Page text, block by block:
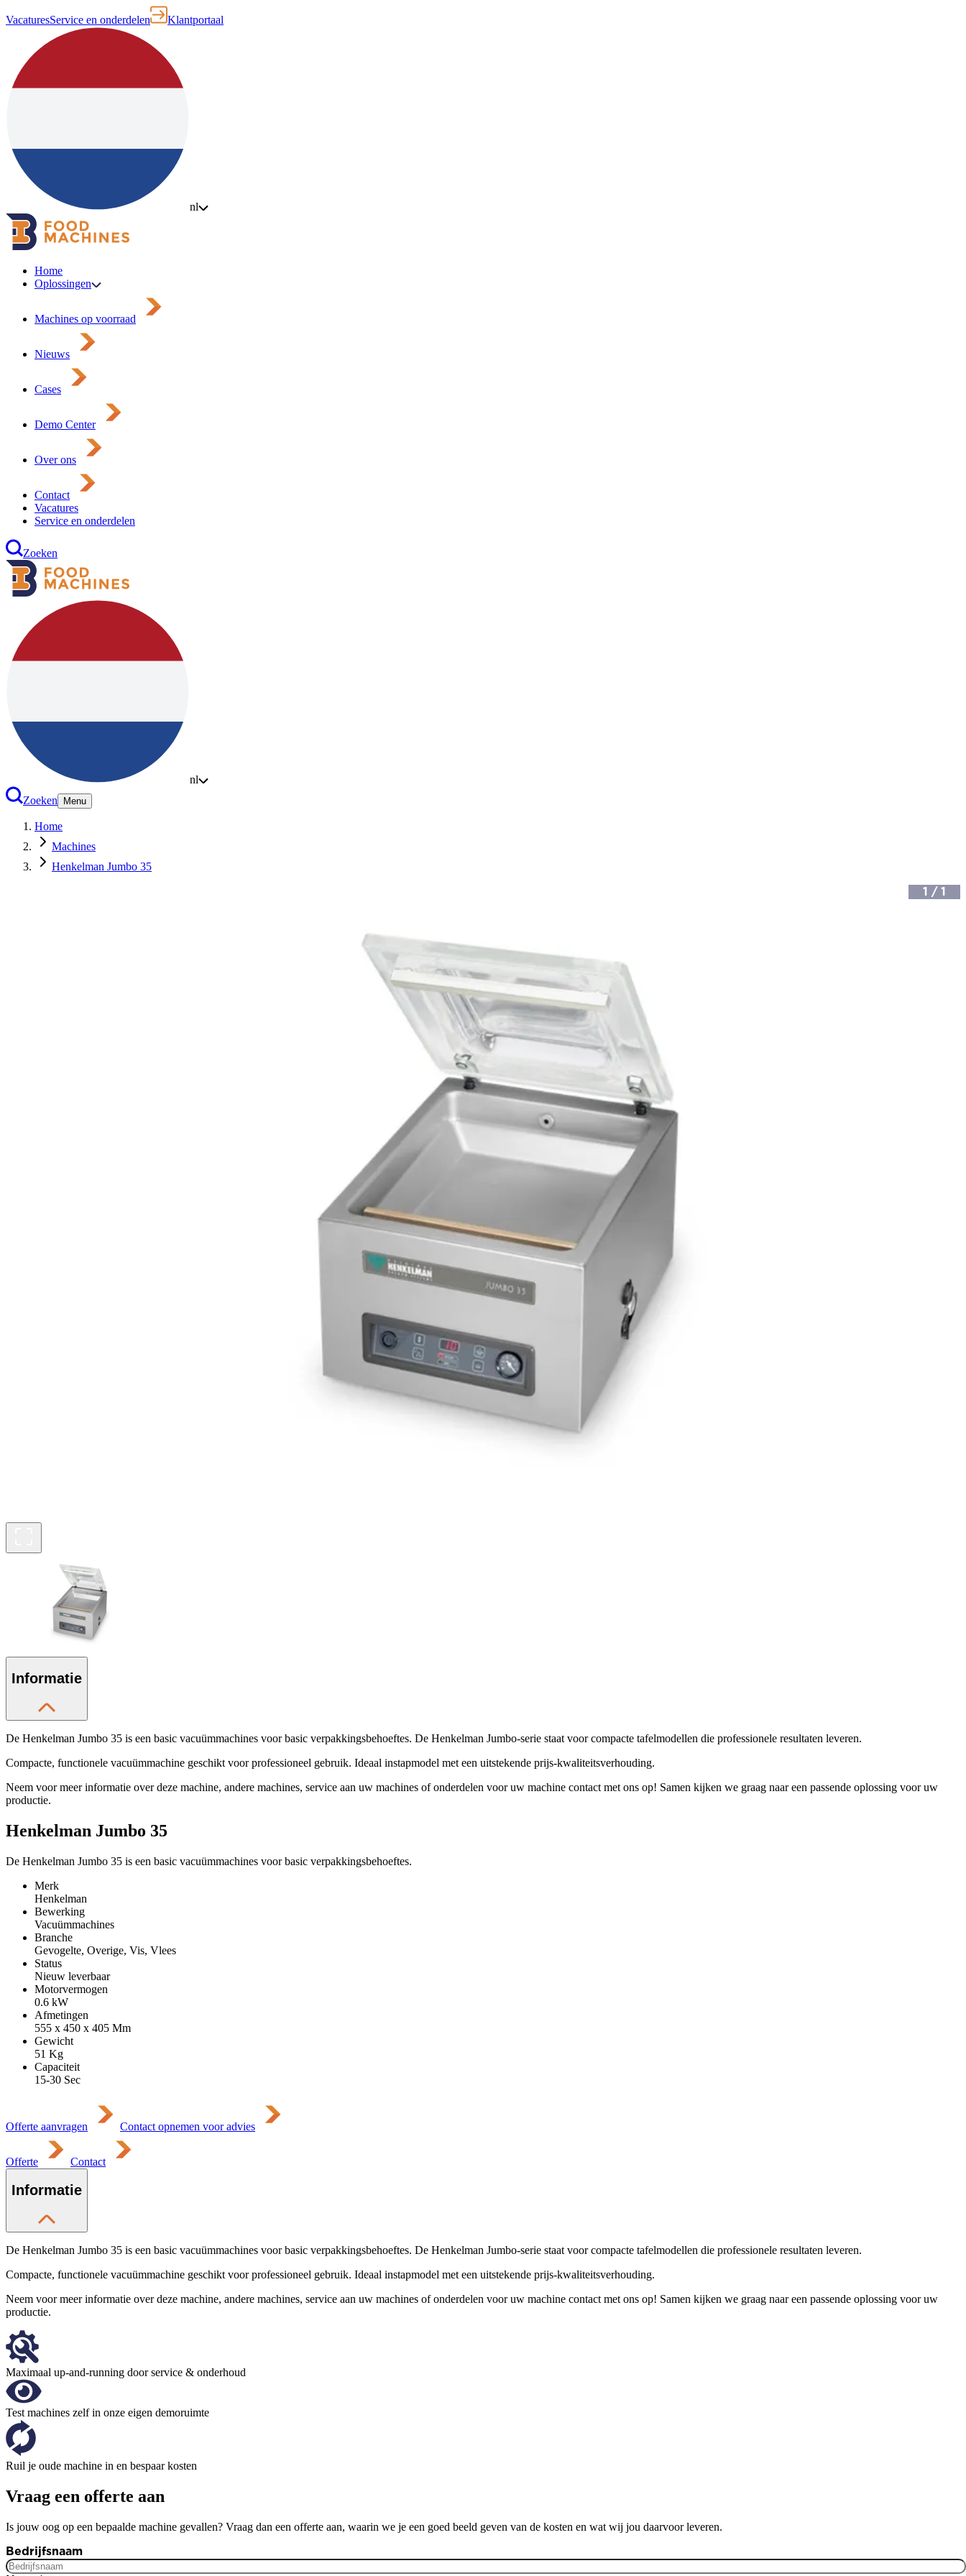
VacaturesService en onderdelen Klantportaal
nl
Home
Oplossingen
Machines op voorraad
Nieuws
Cases
Demo Center
Over ons
Contact
Vacatures
Service en onderdelen
Zoeken
nl
Zoeken
Menu
Home
Machines
Henkelman Jumbo 35
1 / 1
Informatie
De Henkelman Jumbo 35 is een basic vacuümmachines voor basic verpakkingsbehoeftes. De Henkelman Jumbo-serie staat voor compacte tafelmodellen die professionele resultaten leveren.
Compacte, functionele vacuümmachine geschikt voor professioneel gebruik. Ideaal instapmodel met een uitstekende prijs-kwaliteitsverhouding.
Neem voor meer informatie over deze machine, andere machines, service aan uw machines of onderdelen voor uw machine contact met ons op! Samen kijken we graag naar een passende oplossing voor uw
productie.
Henkelman Jumbo 35
De Henkelman Jumbo 35 is een basic vacuümmachines voor basic verpakkingsbehoeftes.
Merk
Henkelman
Bewerking
Vacuümmachines
Branche
Gevogelte, Overige, Vis, Vlees
Status
Nieuw leverbaar
Motorvermogen
0.6 kW
Afmetingen
555 x 450 x 405 Mm
Gewicht
51 Kg
Capaciteit
15-30 Sec
Offerte aanvragen Contact opnemen voor advies
Offerte Contact
Informatie
De Henkelman Jumbo 35 is een basic vacuümmachines voor basic verpakkingsbehoeftes. De Henkelman Jumbo-serie staat voor compacte tafelmodellen die professionele resultaten leveren.
Compacte, functionele vacuümmachine geschikt voor professioneel gebruik. Ideaal instapmodel met een uitstekende prijs-kwaliteitsverhouding.
Neem voor meer informatie over deze machine, andere machines, service aan uw machines of onderdelen voor uw machine contact met ons op! Samen kijken we graag naar een passende oplossing voor uw
productie.
Maximaal up-and-running door service & onderhoud
Test machines zelf in onze eigen demoruimte
Ruil je oude machine in en bespaar kosten
Vraag een offerte aan
Is jouw oog op een bepaalde machine gevallen? Vraag dan een offerte aan, waarin we je een goed beeld geven van de kosten en wat wij jou daarvoor leveren.
Bedrijfsnaam